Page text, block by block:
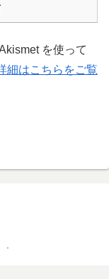
を使って
細はこちらをご覧